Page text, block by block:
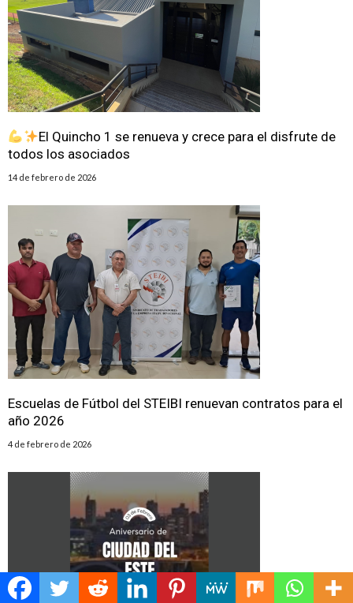
El Quincho 1 se renueva y crece para el disfrute de
todos los asociados
14 de febrero de 2026
Escuelas de Fútbol del STEIBI renuevan contratos para el
año 2026
4 de febrero de 2026